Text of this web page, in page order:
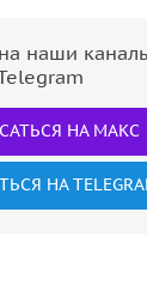
наши
НА МАКС
НА